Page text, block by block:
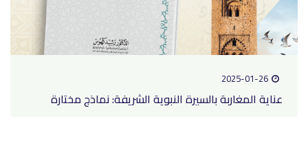
2025-01-26
عناية المغاربة بالسيرة النبوية الشريفة: نماذج مختارة